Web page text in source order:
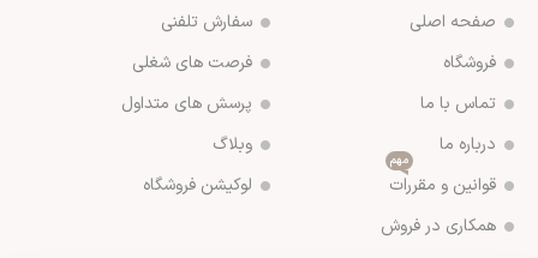
صفحه اصلی
فروشگاه
تماس با ما
درباره ما
قوانین و مقررات
مهم
همکاری در فروش
سفارش تلفنی
فرصت های شغلی
پرسش های متداول
وبلاگ
لوکیشن فروشگاه